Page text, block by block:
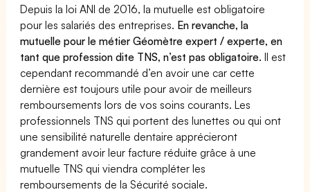
Depuis la loi ANI de 2016, la mutuelle est obligatoire
pour les salariés des entreprises. En revanche, la
mutuelle pour le métier Géomètre expert / experte, en
tant que profession dite TNS, n’est pas obligatoire.Il est
cependant recommandé d’en avoir une car cette
dernière est toujours utile pour avoir de meilleurs
remboursements lors de vos soins courants. Les
professionnels TNS qui portent des lunettes ou qui ont
une sensibilité naturelle dentaire apprécieront
grandement avoir leur facture réduite grâce à une
mutuelle TNS qui viendra compléter les
remboursements de la Sécurité sociale.